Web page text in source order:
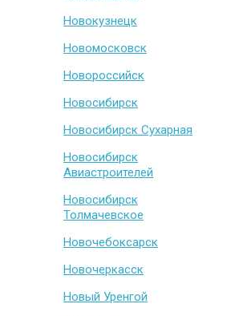
Новокузнецк
Новомосковск
Новороссийск
Новосибирск
Новосибирск Сухарная
Новосибирск
Авиастроителей
Новосибирск
Толмачевское
Новочебоксарск
Новочеркасск
Новый Уренгой